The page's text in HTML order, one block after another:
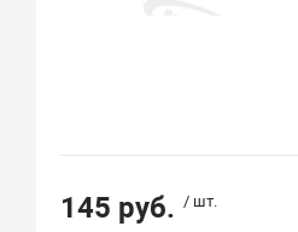
145 руб. / шт.